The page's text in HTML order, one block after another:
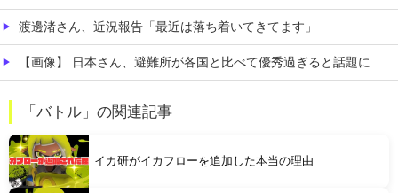
渡邊渚さん、近況報告「最近は落ち着いてきてます」
【画像】 日本さん、避難所が各国と比べて優秀過ぎると話題に
【悲報】 コンビニのおにぎり、誰も食べなくなる…
「バトル」の関連記事
イカ研がイカフローを追加した本当の理由